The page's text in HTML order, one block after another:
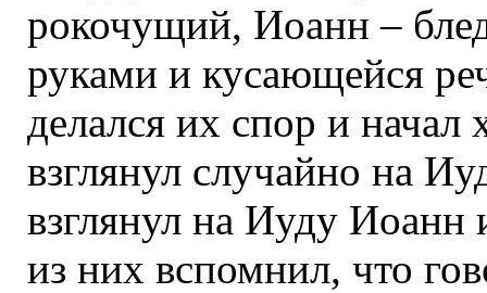
рокочущий, Иоанн –
руками и кусающейся
делался их спор и начал
взглянул случайно на
взглянул на Иуду
из них вспомнил, что